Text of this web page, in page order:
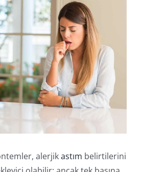
İletişim
İşlemler
alerjikastım belirtilerini